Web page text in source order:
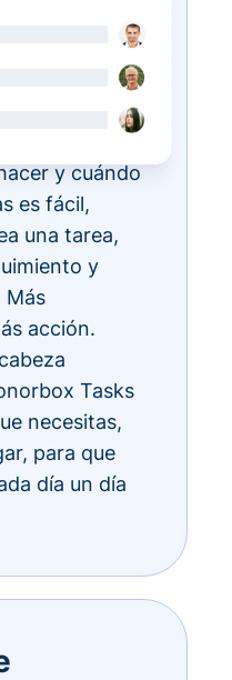
y
tareas
todo
CRM, para
de tu
y cuándo
es fácil,
una tarea,
y
Más
acción.
Tasks
necesitas,
para que
día un día